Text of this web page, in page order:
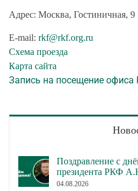
Адрес: Москва, Гостиничная, 9
E-mail: rkf@rkf.org.ru
Схема проезда
Карта сайта
Запись на посещение
Поздравление с
президента РКФ
04.08.2026